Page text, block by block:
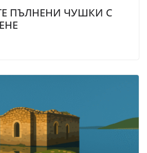
ПЪЛНЕНИ ЧУШКИ С